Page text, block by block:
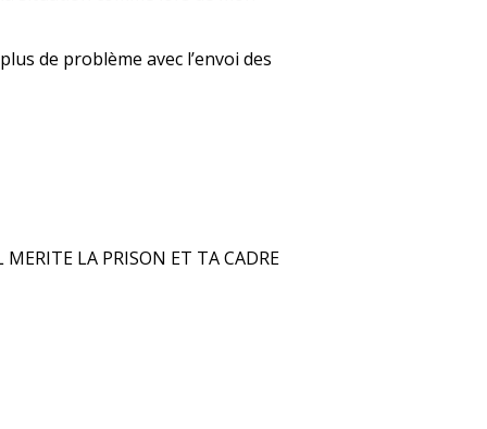
de problème avec l’envoi des
LA PRISON ET TA CADRE